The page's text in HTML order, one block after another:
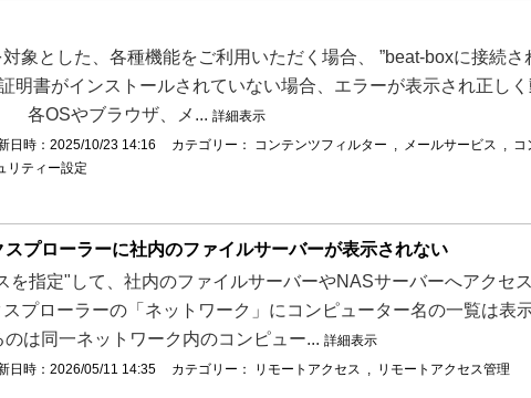
象とした、各種機能をご利用いただく場合、 ”beat-boxに接続
明書がインストールされていない場合、エラーが表示され正し
各OSやブラウザ、メ... 詳細表示
日時：2025/10/23 14:16 カテゴリー： コンテンツフィルター , メールサービス , コ
リティー設定
スプローラーに社内のファイルサーバーが表示されない
を指定"して、社内のファイルサーバーやNASサーバーへアクセ
プローラーの「ネットワーク」にコンピューター名の一覧は表
は同一ネットワーク内のコンピュー... 詳細表示
日時：2026/05/11 14:35 カテゴリー： リモートアクセス , リモートアクセス管理